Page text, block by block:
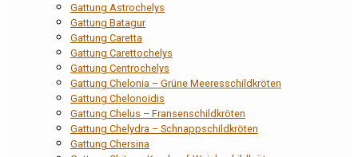
Gattung Astrochelys
Gattung Batagur
Gattung Caretta
Gattung Carettochelys
Gattung Centrochelys
Gattung Chelonia – Grüne Meeresschildkröten
Gattung Chelonoidis
Gattung Chelus – Fransenschildkröten
Gattung Chelydra – Schnappschildkröten
Gattung Chersina